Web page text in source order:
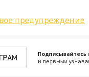
предупреждение
Подписывайтесь
и первыми